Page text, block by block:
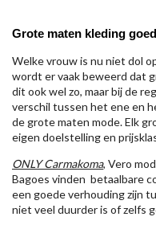
Grote maten kleding
Welke vrouw is nu niet dol
wordt er vaak beweerd dat
dit ook wel zo, maar bij de
verschil tussen het ene en
de grote maten mode. Elk
eigen doelstelling en
ONLY Carmakoma, Vero
Bagoes vinden betaalbare
een goede verhouding zijn
niet veel duurder is of zelfs